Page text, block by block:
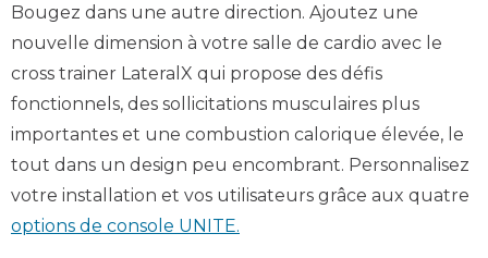
Bougez dans une autre direction. Ajoutez une
nouvelle dimension à votre salle de cardio avec le
cross trainer LateralX qui propose des défis
fonctionnels, des sollicitations musculaires plus
importantes et une combustion calorique élevée, le
tout dans un design peu encombrant. Personnalisez
votre installation et vos utilisateurs grâce aux quatre
options de console UNITE.